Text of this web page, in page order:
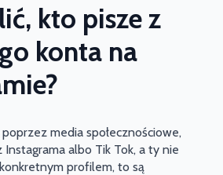
kto pisze z
konta na
poprzez media społecznościowe,
Instagrama albo Tik Tok, a ty nie
profilem, to są